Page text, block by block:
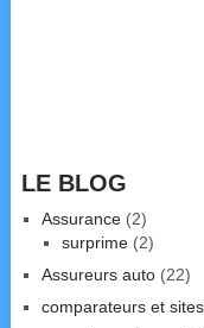
LE BLOG
Assurance(2)
surprime(2)
Assureurs auto(22)
comparateurs et